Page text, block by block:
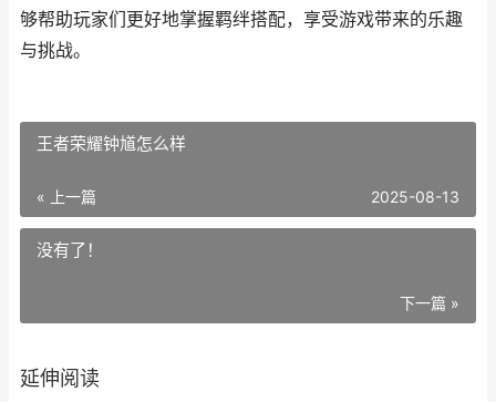
够帮助玩家们更好地掌握羁绊搭配，享受游戏带来的乐趣
与挑战。
王者荣耀钟馗怎么样
« 上一篇 2025-08-13
没有了！
下一篇 »
延伸阅读